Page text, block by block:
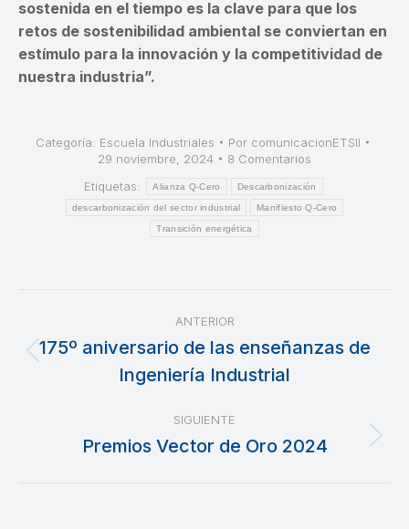
sostenida en el tiempo es la clave para que los
retos de sostenibilidad ambiental se conviertan en
estímulo para la innovación y la competitividad de
nuestra industria”.
Categoría: Escuela Industriales Por comunicacionETSII
29 noviembre, 2024
8 Comentarios
Etiquetas:
Alianza Q-Cero Descarbonización
descarbonización del sector industrial Manifiesto Q-Cero
Transición energética
Navegación
entre
publicaciones
ANTERIOR
anterior:
175º aniversario de las enseñanzas de
Ingeniería Industrial
SIGUIENTE
Publicación
Premios Vector de Oro 2024